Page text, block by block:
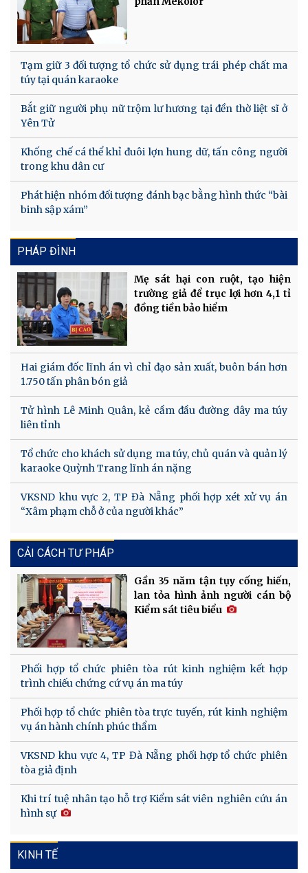
Tạm giữ 3 đối tượng tổ chức sử dụng trái phép chất ma
túy tại quán karaoke
Bắt giữ người phụ nữ trộm lư hương tại đền thờ liệt sĩ ở
Yên Tử
Khống chế cá thể khỉ đuôi lợn hung dữ, tấn công người
trong khu dân cư
Phát hiện nhóm đối tượng đánh bạc bằng hình thức “bài
binh sập xám”
PHÁP ĐÌNH
Mẹ sát hại con ruột, tạo hiện
trường giả để trục lợi hơn 4,1 tỉ
đồng tiền bảo hiểm
Hai giám đốc lĩnh án vì chỉ đạo sản xuất, buôn bán hơn
1.750 tấn phân bón giả
Tử hình Lê Minh Quân, kẻ cầm đầu đường dây ma túy
liên tỉnh
Tổ chức cho khách sử dụng ma túy, chủ quán và quản lý
karaoke Quỳnh Trang lĩnh án nặng
VKSND khu vực 2, TP Đà Nẵng phối hợp xét xử vụ án
“Xâm phạm chỗ ở của người khác”
CẢI CÁCH TƯ PHÁP
Gần 35 năm tận tụy cống hiến,
lan tỏa hình ảnh người cán bộ
Kiểm sát tiêu biểu
Phối hợp tổ chức phiên tòa rút kinh nghiệm kết hợp
trình chiếu chứng cứ vụ án ma túy
Phối hợp tổ chức phiên tòa trực tuyến, rút kinh nghiệm
vụ án hành chính phúc thẩm
VKSND khu vực 4, TP Đà Nẵng phối hợp tổ chức phiên
tòa giả định
Khi trí tuệ nhân tạo hỗ trợ Kiểm sát viên nghiên cứu án
hình sự
KINH TẾ